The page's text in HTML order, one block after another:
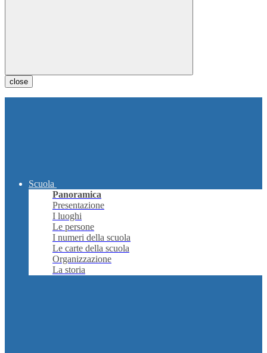
close
Scuola
Panoramica
Presentazione
I luoghi
Le persone
I numeri della scuola
Le carte della scuola
Organizzazione
La storia